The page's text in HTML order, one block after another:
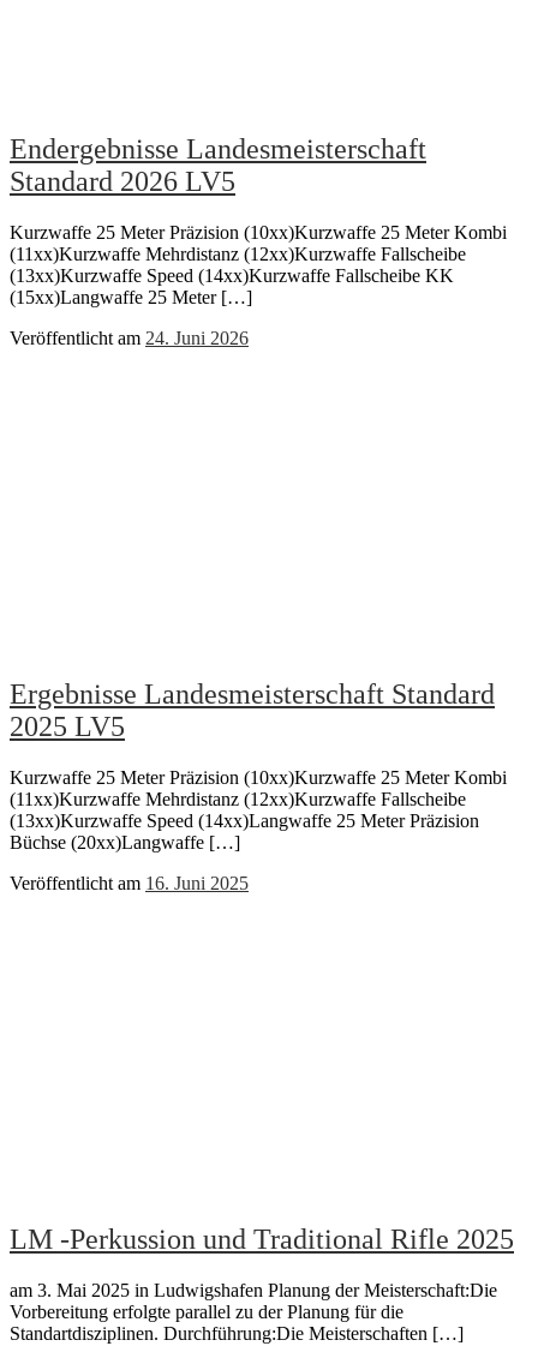
Endergebnisse Landesmeisterschaft
Standard 2026 LV5
Kurzwaffe 25 Meter Präzision (10xx)Kurzwaffe 25 Meter Kombi
(11xx)Kurzwaffe Mehrdistanz (12xx)Kurzwaffe Fallscheibe
(13xx)Kurzwaffe Speed (14xx)Kurzwaffe Fallscheibe KK
(15xx)Langwaffe 25 Meter […]
Veröffentlicht am 24. Juni 2026
Ergebnisse Landesmeisterschaft Standard
2025 LV5
Kurzwaffe 25 Meter Präzision (10xx)Kurzwaffe 25 Meter Kombi
(11xx)Kurzwaffe Mehrdistanz (12xx)Kurzwaffe Fallscheibe
(13xx)Kurzwaffe Speed (14xx)Langwaffe 25 Meter Präzision
Büchse (20xx)Langwaffe […]
Veröffentlicht am 16. Juni 2025
LM -Perkussion und Traditional Rifle 2025
am 3. Mai 2025 in Ludwigshafen Planung der Meisterschaft:Die
Vorbereitung erfolgte parallel zu der Planung für die
Standartdisziplinen. Durchführung:Die Meisterschaften […]